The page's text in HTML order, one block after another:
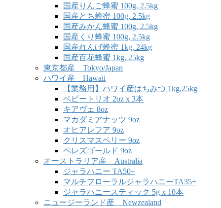
国産りんご蜂蜜 100g, 2.5kg
国産とち蜂蜜 100g, 2.5kg
国産みかん蜂蜜 100g, 2.5kg
国産くり蜂蜜 100g, 2.5kg
国産れんげ蜂蜜 1kg, 24kg
国産百花蜂蜜 1kg, 25kg
東京都産 Tokyo/Japan
ハワイ産 Hawaii
【業務用】ハワイ産はちみつ 1kg,25kg
ベビートリオ 2oz x 3本
キアヴェ 8oz
マカダミアナッツ 9oz
オヒアレフア 9oz
クリスマスベリー 9oz
ペレズゴールド 9oz
オーストラリア産 Australia
ジャラハニー TA50+
マルチフローラルジャラハニーTA35+
ジャラハニースティック 5g x 10本
ニュージーランド産 Newzealand